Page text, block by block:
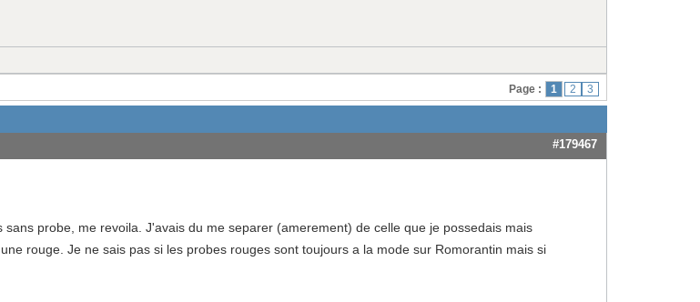
Page : 1 2 3
#179467
probe, me revoila. J'avais du me separer (amerement) de celle que je possedais mais
rouge. Je ne sais pas si les probes rouges sont toujours a la mode sur Romorantin mais si